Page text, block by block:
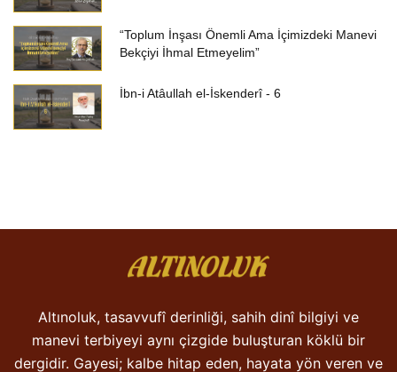
“Toplum İnşası Önemli Ama İçimizdeki Manevi
Bekçiyi İhmal Etmeyelim”
İbn-i Atâullah el-İskenderî - 6
Altınoluk, tasavvufî derinliği, sahih dinî bilgiyi ve
manevi terbiyeyi aynı çizgide buluşturan köklü bir
dergidir. Gayesi; kalbe hitap eden, hayata yön veren ve